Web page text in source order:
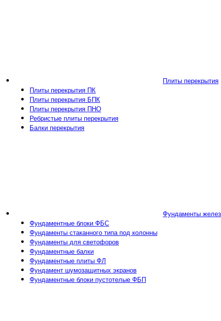
Плиты перекрытия
Плиты перекрытия ПК
Плиты перекрытия БПК
Плиты перекрытия ПНО
Ребристые плиты перекрытия
Балки перекрытия
Фундаменты
Фундаментные блоки ФБС
Фундаменты стаканного типа под колонны
Фундаменты для светофоров
Фундаментные балки
Фундаментные плиты ФЛ
Фундамент шумозащитных экранов
Фундаментные блоки пустотелые ФБП